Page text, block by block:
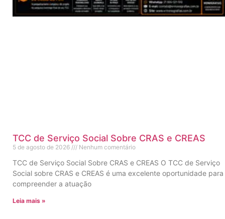
TCC de Serviço Social Sobre CRAS e CREAS
5 de agosto de 2026 Nenhum comentário
TCC de Serviço Social Sobre CRAS e CREAS O TCC de Serviço
Social sobre CRAS e CREAS é uma excelente oportunidade para
compreender a atuação
Leia mais »